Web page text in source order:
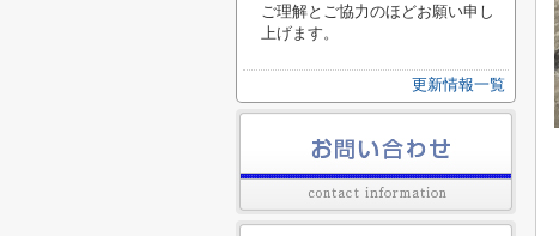
ご理解とご協力のほどお願い申し
上げます。
更新情報一覧